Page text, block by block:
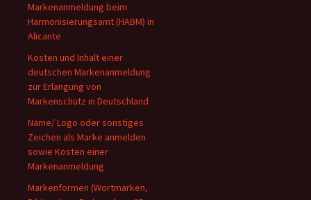
Markenanmeldung beim
Harmonisierungsamt (HABM) in
Alicante
Kosten und Inhalt einer
deutschen Markenanmeldung
zur Erlangung von
Markenschutz in Deutschland
Name/ Logo oder sonstiges
Zeichen als Marke anmelden
sowie Kosten einer
Markenanmeldung
Markenformen (Wortmarken,